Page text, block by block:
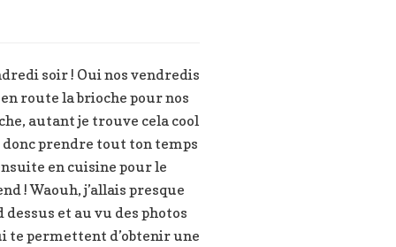
soir ! Oui nos vendredis
route la brioche pour nos
autant je trouve cela cool
donc prendre tout ton temps
en cuisine pour le
! Waouh, j’allais presque
dessus et au vu des photos
te permettent d’obtenir une